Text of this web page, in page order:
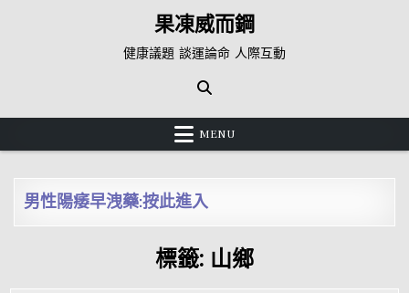
果凍威而鋼
健康議題 談運論命 人際互動
MENU
男性陽痿早洩藥:按此進入
標籤: 山鄉